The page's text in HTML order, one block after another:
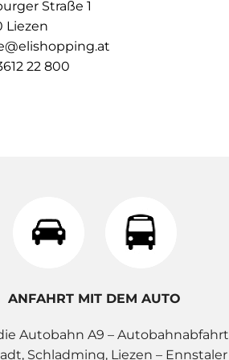
Straße 1
Liezen
22 800
ANFAHRT MIT DEM AUTO
Autobahn A9 – Autobahnabfahrt
Schladming, Liezen – Ennstaler